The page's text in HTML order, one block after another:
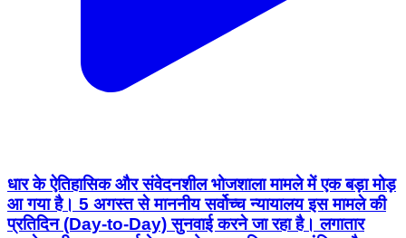
धार के ऐतिहासिक और संवेदनशील भोजशाला मामले में एक बड़ा मोड़
आ गया है। 5 अगस्त से माननीय सर्वोच्च न्यायालय इस मामले की
प्रतिदिन (Day-to-Day) सुनवाई करने जा रहा है। लगातार